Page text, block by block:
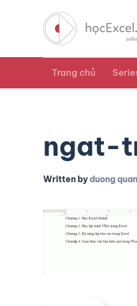
Trang chủ
ngat-
Written byduong quan